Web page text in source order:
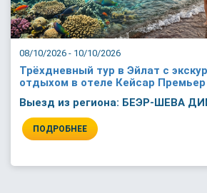
08/10/2026 - 10/10/2026
Трёхдневный тур в Эйлат с
отдыхом в отеле Кейсар Премьер
Выезд из региона: БЕЭР-ШЕВА
ПОДРОБНЕЕ